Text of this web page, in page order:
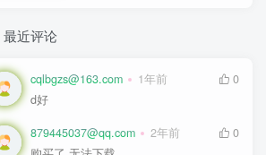
最近评论
cqlbgzs@163.com 1年前
0
d好
879445037@qq.com 2年前
0
cqlbgzs@163.com 1年前
0
d好
879445037@qq.com 2年前
0